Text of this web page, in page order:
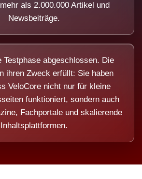
als 2.000.000 Artikel und
Newsbeiträge.
Testphase abgeschlossen. Die
ihren Zweck erfüllt: Sie haben
VeloCore nicht nur für kleine
funktioniert, sondern auch
Fachportale und skalierende
Inhaltsplattformen.